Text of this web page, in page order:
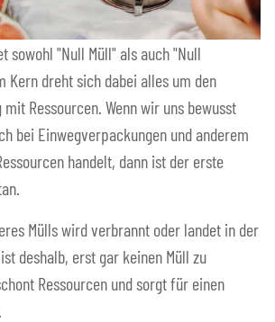
sowohl "Null Müll" als auch "Null
Kern dreht sich dabei alles um den
Ressourcen. Wenn wir uns bewusst
bei Einwegverpackungen und anderem
handelt, dann ist der erste
Mülls wird verbrannt oder landet in der
deshalb, erst gar keinen Müll zu
Ressourcen und sorgt für einen